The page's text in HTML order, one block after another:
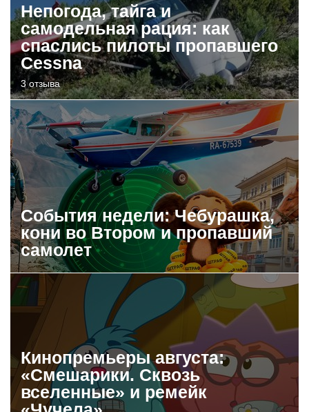
Непогода, тайга и
самодельная рация: как
спаслись пилоты пропавшего
Cessna
3 отзыва
События недели: Чебурашка,
кони во Втором и пропавший
самолет
Кинопремьеры августа:
«Смешарики. Сквозь
вселенные» и ремейк